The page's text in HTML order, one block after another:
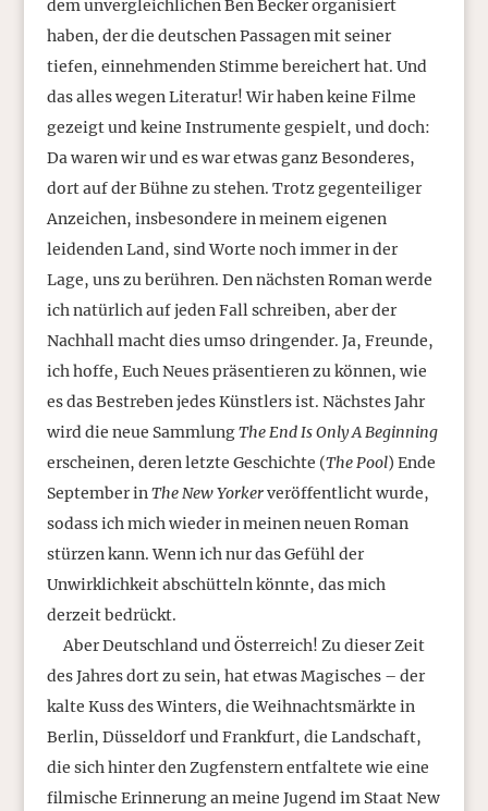
dem unvergleichlichen Ben Becker organisiert
haben, der die deutschen Passagen mit seiner
tiefen, einnehmenden Stimme bereichert hat. Und
das alles wegen Literatur! Wir haben keine Filme
gezeigt und keine Instrumente gespielt, und doch:
Da waren wir und es war etwas ganz Besonderes,
dort auf der Bühne zu stehen. Trotz gegenteiliger
Anzeichen, insbesondere in meinem eigenen
leidenden Land, sind Worte noch immer in der
Lage, uns zu berühren. Den nächsten Roman werde
ich natürlich auf jeden Fall schreiben, aber der
Nachhall macht dies umso dringender. Ja, Freunde,
ich hoffe, Euch Neues präsentieren zu können, wie
es das Bestreben jedes Künstlers ist. Nächstes Jahr
wird die neue SammlungThe End Is Only A Beginning
erscheinen, deren letzte Geschichte (The Pool) Ende
September inThe New Yorkerveröffentlicht wurde,
sodass ich mich wieder in meinen neuen Roman
stürzen kann. Wenn ich nur das Gefühl der
Unwirklichkeit abschütteln könnte, das mich
derzeit bedrückt.
Aber Deutschland und Österreich! Zu dieser Zeit
des Jahres dort zu sein, hat etwas Magisches – der
kalte Kuss des Winters, die Weihnachtsmärkte in
Berlin, Düsseldorf und Frankfurt, die Landschaft,
die sich hinter den Zugfenstern entfaltete wie eine
filmische Erinnerung an meine Jugend im Staat New